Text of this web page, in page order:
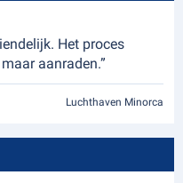
Het proces
aanraden.”
Luchthaven Minorca